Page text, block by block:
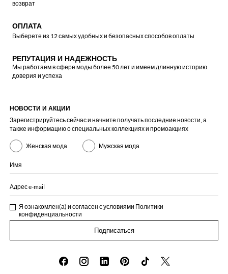
возврат
ОПЛАТА
Выберете из 12 самых удобных и безопасных способов оплаты
РЕПУТАЦИЯ И НАДЕЖНОСТЬ
Мы работаем в сфере моды более 50 лет и имеем длинную историю
доверия и успеха
НОВОСТИ И АКЦИИ
Зарегистрируйтесь сейчас и начните получать последние новости, а
также информацию о специальных коллекциях и промоакциях
Женская мода Мужская мода
Имя
Адрес e-mail
Я ознакомлен(а) и согласен с условиями Политики
конфиденциальности
Подписаться